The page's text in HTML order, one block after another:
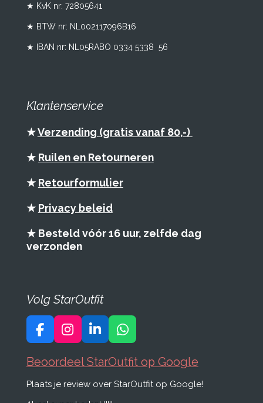
★ KvK nr: 72805641
★ BTW nr: NL002117096B16
★ IBAN nr: NL05RABO 0334 5338 56
Klantenservice
★Verzending (gratis vanaf 80,-)
★ Ruilen en Retourneren
★ Retourformulier
★ Privacy beleid
★ Besteld vóór 16 uur, zelfde dag
verzonden
Volg StarOutfit
F
c
b
I
s
a
L
n
e
d
W
a
s
Beoordeel StarOutfit op Google
Plaats je review over StarOutfit op Google!